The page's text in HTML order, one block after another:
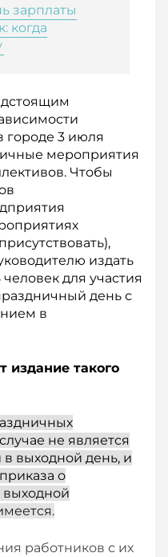
зарплаты
когда
городе 3 июля
мероприятия
Чтобы
издать
для участия
день с
в
издание такого
не является
выходной день, и
о
выходной
работников с их